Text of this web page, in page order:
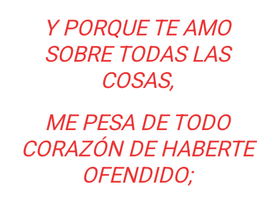
Y PORQUE TE AMO
SOBRE TODAS LAS
COSAS,
ME PESA DE TODO
CORAZÓN DE HABERTE
OFENDIDO;